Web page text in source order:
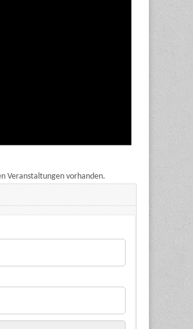
Veranstaltungen vorhanden.